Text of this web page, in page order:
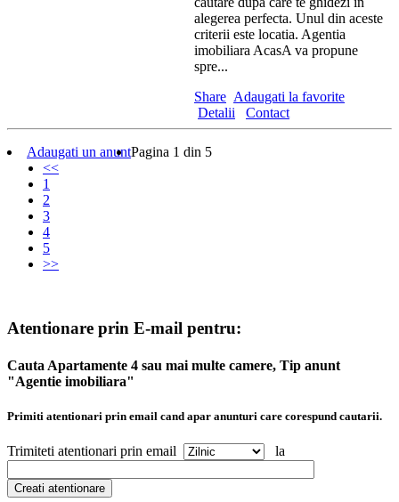
alegerea perfecta. Unul din aceste
criterii este locatia. Agentia
imobiliara AcasA va propune
spre...
Share Adaugati la favorite
Detalii
Contact
Adaugati un anuntPagina 1 din 5
<<
1
2
3
4
5
>>
Atentionare prin E-mail pentru:
Cauta Apartamente 4 sau mai multe camere, Tip anunt
"Agentie imobiliara"
Primiti atentionari prin email cand apar anunturi care corespund cautarii.
Trimiteti atentionari prin email la